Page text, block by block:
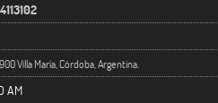
Villa María, Córdoba, Argentina.
AM